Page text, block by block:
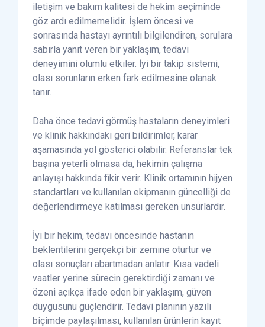
iletişim ve bakım kalitesi de hekim seçiminde
göz ardı edilmemelidir. İşlem öncesi ve
sonrasında hastayı ayrıntılı bilgilendiren, sorulara
sabırla yanıt veren bir yaklaşım, tedavi
deneyimini olumlu etkiler. İyi bir takip sistemi,
olası sorunların erken fark edilmesine olanak
tanır.
Daha önce tedavi görmüş hastaların deneyimleri
ve klinik hakkındaki geri bildirimler, karar
aşamasında yol gösterici olabilir. Referanslar tek
başına yeterli olmasa da, hekimin çalışma
anlayışı hakkında fikir verir. Klinik ortamının hijyen
standartları ve kullanılan ekipmanın güncelliği de
değerlendirmeye katılması gereken unsurlardır.
İyi bir hekim, tedavi öncesinde hastanın
beklentilerini gerçekçi bir zemine oturtur ve
olası sonuçları abartmadan anlatır. Kısa vadeli
vaatler yerine sürecin gerektirdiği zamanı ve
özeni açıkça ifade eden bir yaklaşım, güven
duygusunu güçlendirir. Tedavi planının yazılı
biçimde paylaşılması, kullanılan ürünlerin kayıt